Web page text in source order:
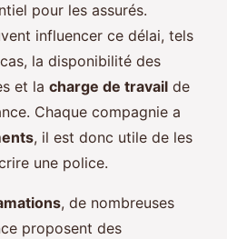
pour les assurés.
influencer ce délai, tels
la disponibilité des
et la charge de travail de
Chaque compagnie a
, il est donc utile de les
une police.
, de nombreuses
proposent des